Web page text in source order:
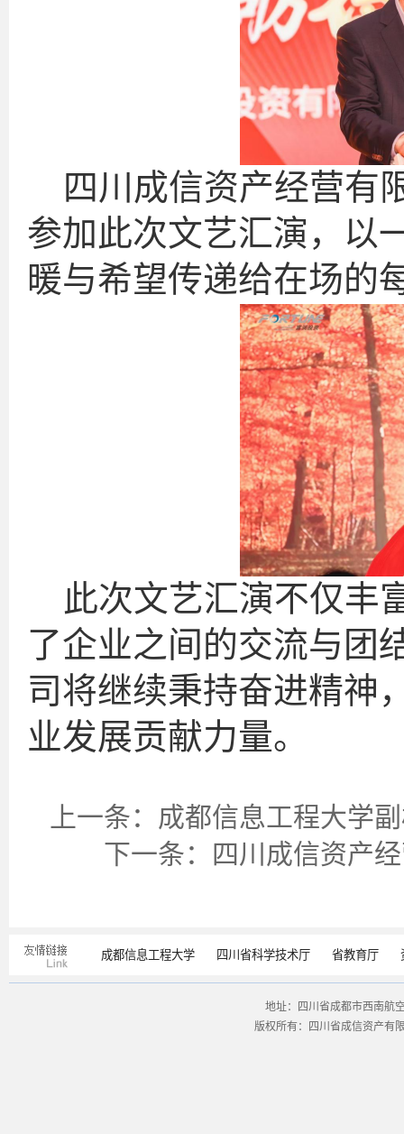
四川成信资产经营有
参加此次文艺汇演，以
暖与希望传递给在场的
此次文艺汇演不仅丰
了企业之间的交流与团
司将继续秉持奋进精神
业发展贡献力量。
上一条： 成都信息工程大学
下一条： 四川成信资产
成都信息工程大学 四川省科学技术厅 省教育厅
地址：四川省成都市西南航
版权所有：四川省成信资产有